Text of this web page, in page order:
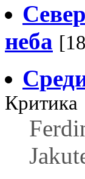
неба
Критика